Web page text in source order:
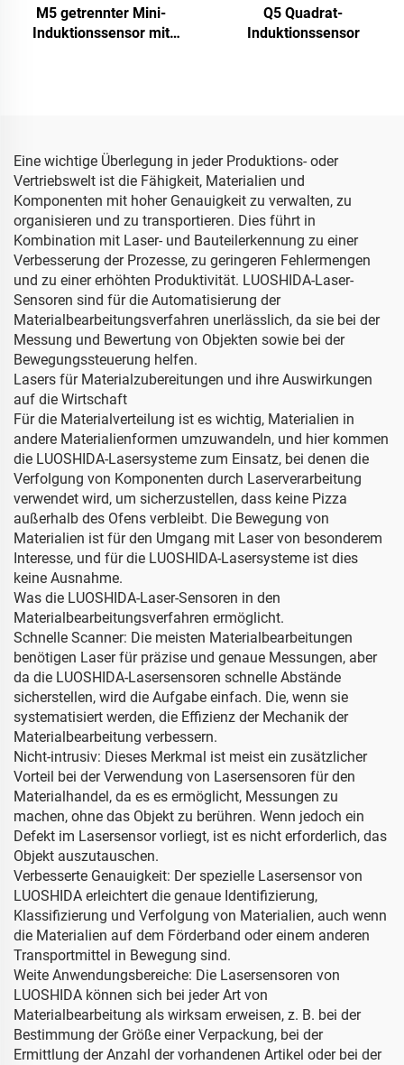
M5 getrennter Mini-
Induktionssensor mit
Q5 Quadrat-
Induktionssensor
Eine wichtige Überlegung in jeder Produktions- oder
Vertriebswelt ist die Fähigkeit, Materialien und
Komponenten mit hoher Genauigkeit zu verwalten, zu
organisieren und zu transportieren. Dies führt in
Kombination mit Laser- und Bauteilerkennung zu einer
Verbesserung der Prozesse, zu geringeren Fehlermengen
und zu einer erhöhten Produktivität. LUOSHIDA-Laser-
Sensoren sind für die Automatisierung der
Materialbearbeitungsverfahren unerlässlich, da sie bei der
Messung und Bewertung von Objekten sowie bei der
Bewegungssteuerung helfen.
Lasers für Materialzubereitungen und ihre Auswirkungen
auf die Wirtschaft
Für die Materialverteilung ist es wichtig, Materialien in
andere Materialienformen umzuwandeln, und hier kommen
die LUOSHIDA-Lasersysteme zum Einsatz, bei denen die
Verfolgung von Komponenten durch Laserverarbeitung
verwendet wird, um sicherzustellen, dass keine Pizza
außerhalb des Ofens verbleibt. Die Bewegung von
Materialien ist für den Umgang mit Laser von besonderem
Interesse, und für die LUOSHIDA-Lasersysteme ist dies
keine Ausnahme.
Was die LUOSHIDA-Laser-Sensoren in den
Materialbearbeitungsverfahren ermöglicht.
Schnelle Scanner: Die meisten Materialbearbeitungen
benötigen Laser für präzise und genaue Messungen, aber
da die LUOSHIDA-Lasersensoren schnelle Abstände
sicherstellen, wird die Aufgabe einfach. Die, wenn sie
systematisiert werden, die Effizienz der Mechanik der
Materialbearbeitung verbessern.
Nicht-intrusiv: Dieses Merkmal ist meist ein zusätzlicher
Vorteil bei der Verwendung von Lasersensoren für den
Materialhandel, da es es ermöglicht, Messungen zu
machen, ohne das Objekt zu berühren. Wenn jedoch ein
Defekt im Lasersensor vorliegt, ist es nicht erforderlich, das
Objekt auszutauschen.
Verbesserte Genauigkeit: Der spezielle Lasersensor von
LUOSHIDA erleichtert die genaue Identifizierung,
Klassifizierung und Verfolgung von Materialien, auch wenn
die Materialien auf dem Förderband oder einem anderen
Transportmittel in Bewegung sind.
Weite Anwendungsbereiche: Die Lasersensoren von
LUOSHIDA können sich bei jeder Art von
Materialbearbeitung als wirksam erweisen, z. B. bei der
Bestimmung der Größe einer Verpackung, bei der
Ermittlung der Anzahl der vorhandenen Artikel oder bei der